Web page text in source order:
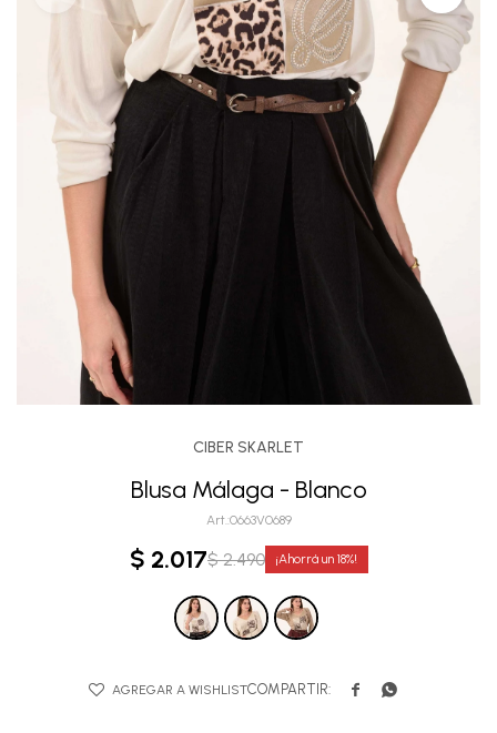
CIBER SKARLET
Blusa Málaga - Blanco
0663V0689
$ 2.017$ 2.490 18
 